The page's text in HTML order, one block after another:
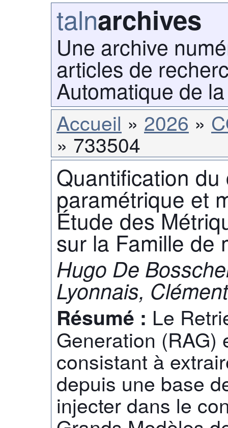
talnarchives
Une archive
articles de
Automatique de
Accueil 2026
733504
Quantification
paramétrique et
Étude des
sur la Famille de
Hugo De
Lyonnais,
Résumé : Le
Generation (RAG)
consistant à
depuis une base
injecter dans le